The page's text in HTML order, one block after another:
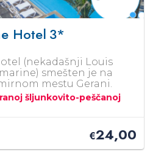
Hotel 3*
(nekadašnji Louis
smešten je na
mestu Gerani.
šljunkovito-peščanoj
€24,00